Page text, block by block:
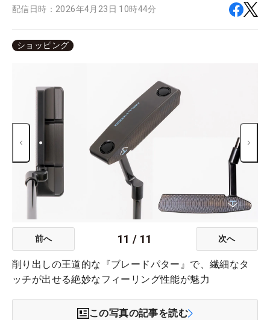
配信日時： 2026年4月23日 10時44分
ショッピング
前へ 11 / 11 次へ
削り出しの王道的な『ブレードパター』で、繊細なタ
ッチが出せる絶妙なフィーリング性能が魅力
この写真の記事を読む